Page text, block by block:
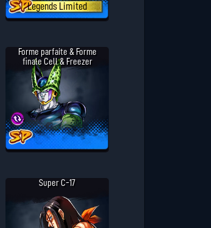
Legends Limited
Forme parfaite & Forme
finale Cell & Freezer
Super C-17